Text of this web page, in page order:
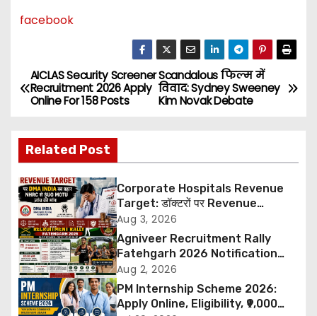
facebook
P
o
s
t
n
a
v
i
Scandalous फिल्म में
विवाद: Sydney Sweeney
Kim Novak Debate
AICLAS Security Screener
Recruitment 2026 Apply
Online For 158 Posts
Related Post
Corporate Hospitals Revenue
Target: डॉक्टरों पर Revenue
Targets थोपने के खिलाफ DMA India
का बड़ा कदम, NHRC से Suo Motu जांच
की मांग
Aug 3, 2026
Agniveer Recruitment Rally
Fatehgarh 2026 Notification
Out – Rajput Regimental Centre
Rally Schedule, Eligibility,
Documents & Selection Process
Aug 2, 2026
PM Internship Scheme 2026:
Apply Online, Eligibility, ₹9,000